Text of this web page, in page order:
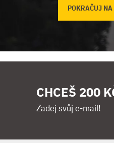
POKRAČUJ
CHCEŠ 200
Zadej svůj e-mail!